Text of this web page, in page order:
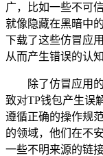
广，比如一些不可
就像隐藏在黑暗中
下载了这些仿冒应
从而产生错误的认知
除了仿冒应用
致对TP钱包产生误
遵循正确的操作规
的领域，他们在不
一些不明来源的链